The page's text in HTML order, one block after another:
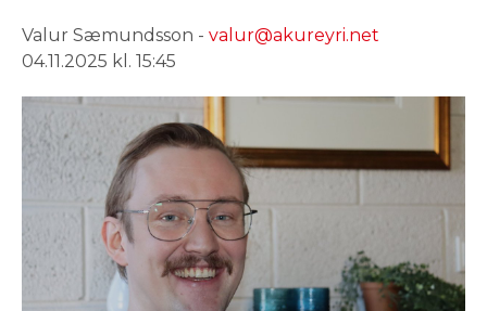
Valur Sæmundsson - valur@akureyri.net
04.11.2025 kl. 15:45